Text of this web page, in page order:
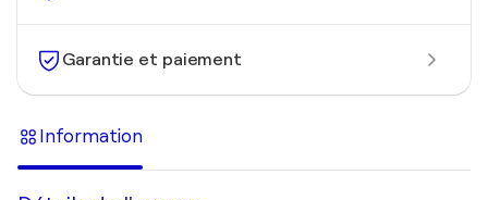
Garantie et paiement
Information